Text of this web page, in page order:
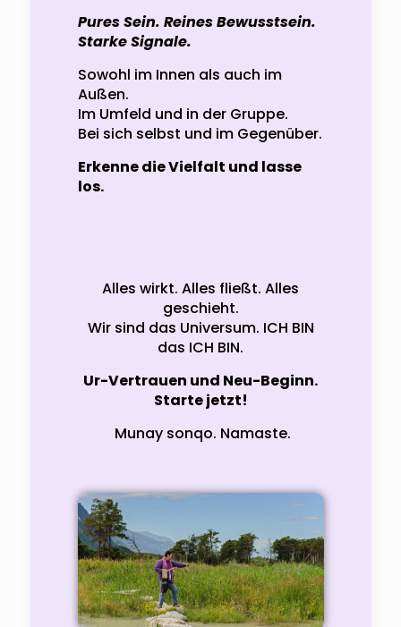
Pures Sein. Reines Bewusstsein.
Starke Signale.
Sowohl im Innen als auch im
Außen.
Im Umfeld und in der Gruppe.
Bei sich selbst und im Gegenüber.
Erkenne die Vielfalt und lasse
los.
Alles wirkt. Alles fließt. Alles
geschieht.
Wir sind das Universum. ICH BIN
das ICH BIN.
Ur-Vertrauen und Neu-Beginn.
Starte jetzt!
Munay sonqo. Namaste.